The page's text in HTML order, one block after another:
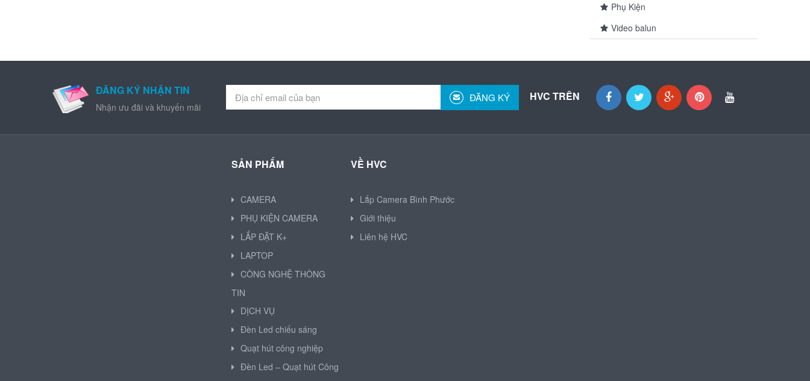
Phụ Kiện
Video balun
ĐĂNG KÝ NHẬN TIN
Nhận ưu đãi và khuyến mãi
ĐĂNG KÝ HVC TRÊN
SẢN PHẨM
CAMERA
PHỤ KIỆN CAMERA
LẮP ĐẶT K+
LAPTOP
CÔNG NGHỆ THÔNG
TIN
DỊCH VỤ
Đèn Led chiếu sáng
Quạt hút công nghiệp
Đèn Led – Quạt hút Công
VỀ HVC
Lắp Camera Bình Phước
Giới thiệu
Liên hệ HVC